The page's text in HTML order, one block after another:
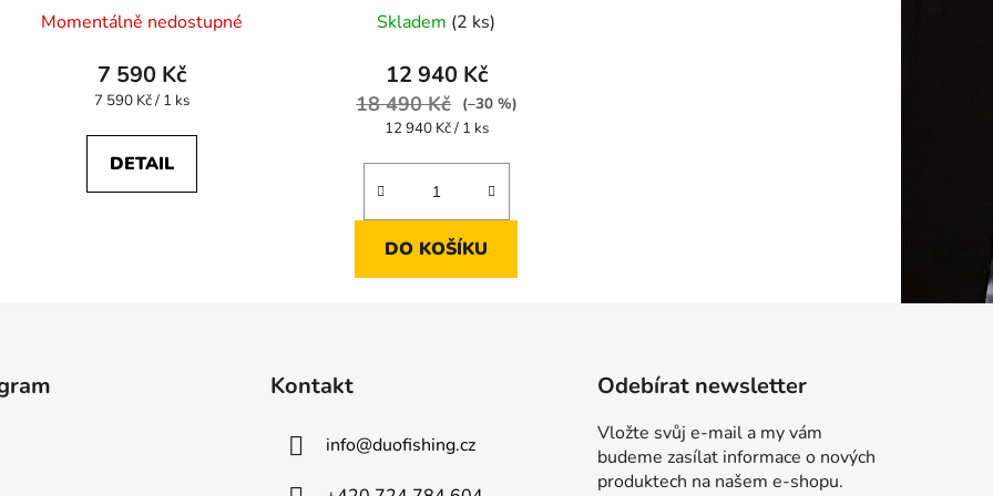
hodnocení
produktu
je
z
Momentálně nedostupné
7 590 Kč
Měrná
7 590 Kč / 1 ks
DETAIL
Skladem (2 ks)
12 940 Kč
18 490 Kč
(–30 %)
Měrná
12 940 Kč / 1 ks
DO KOŠÍKU
Kontakt
info@duofishing.cz
Odebírat newsletter
Vložte svůj e-mail a my vám
budeme zasílat informace o nových
produktech na našem e-shopu.